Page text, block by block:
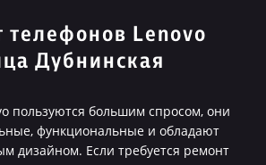
телефонов Lenovo
Дубнинская
пользуются большим спросом, они
функциональные и обладают
дизайном. Если требуется ремонт